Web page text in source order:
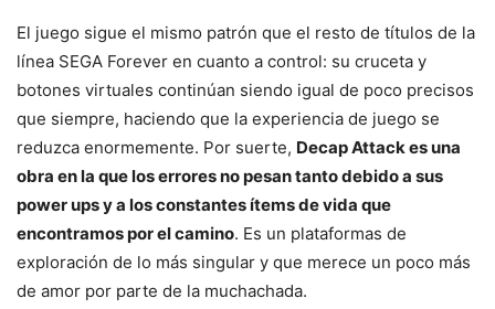
El juego sigue el mismo patrón que el resto de títulos de la
línea SEGA Forever en cuanto a control: su cruceta y
botones virtuales continúan siendo igual de poco precisos
que siempre, haciendo que la experiencia de juego se
reduzca enormemente. Por suerte, Decap Attack es una
obra en la que los errores no pesan tanto debido a sus
power ups y a los constantes ítems de vida que
encontramos por el camino. Es un plataformas de
exploración de lo más singular y que merece un poco más
de amor por parte de la muchachada.